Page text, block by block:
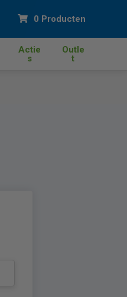
0 Producten
Actie
s
Outle
t